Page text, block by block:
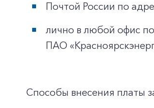
Почтой России по
лично в любой офис
ПАО
Способы внесения платы